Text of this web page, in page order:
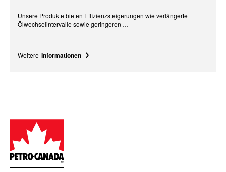
Unsere Produkte bieten Effizienzsteigerungen wie verlängerte
Ölwechselintervalle sowie geringeren …
Weitere Informationen